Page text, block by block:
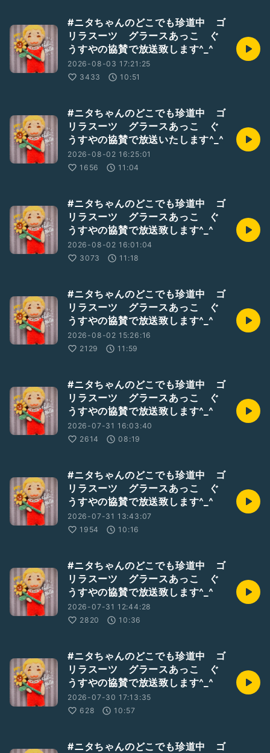
#ニタちゃんのどこでも珍道中 ゴ
リラスーツ グラースあっこ ぐ
うすやの協賛で放送致します^_^
2026-08-03 17:21:25
3433
10:51
#ニタちゃんのどこでも珍道中 ゴ
リラスーツ グラースあっこ ぐ
うすやの協賛で放送いたします^_^
2026-08-02 16:25:01
1656
11:04
#ニタちゃんのどこでも珍道中 ゴ
リラスーツ グラースあっこ ぐ
うすやの協賛で放送致します^_^
2026-08-02 16:01:04
3073
11:18
#ニタちゃんのどこでも珍道中 ゴ
リラスーツ グラースあっこ ぐ
うすやの協賛で放送致します^_^
2026-08-02 15:26:16
2129
11:59
#ニタちゃんのどこでも珍道中 ゴ
リラスーツ グラースあっこ ぐ
うすやの協賛で放送致します^_^
2026-07-31 16:03:40
2614
08:19
#ニタちゃんのどこでも珍道中 ゴ
リラスーツ グラースあっこ ぐ
うすやの協賛で放送致します^_^
2026-07-31 13:43:07
1954
10:16
#ニタちゃんのどこでも珍道中 ゴ
リラスーツ グラースあっこ ぐ
うすやの協賛で放送致します^_^
2026-07-31 12:44:28
2820
10:36
#ニタちゃんのどこでも珍道中 ゴ
リラスーツ グラースあっこ ぐ
うすやの協賛で放送致します^_^
2026-07-30 17:13:35
628
10:57
#ニタちゃんのどこでも珍道中 ゴ